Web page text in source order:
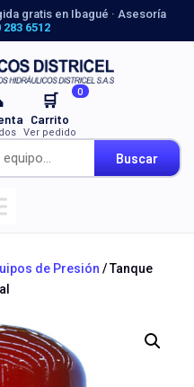
gratis en Ibagué · Asesoría
283 6512
Buscar
🛒 0
Carrito
Ver pedido
de Presión / Tanque